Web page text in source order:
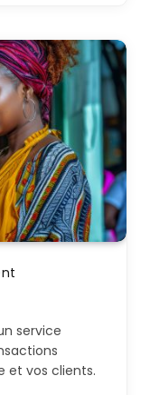
service
et vos clients.